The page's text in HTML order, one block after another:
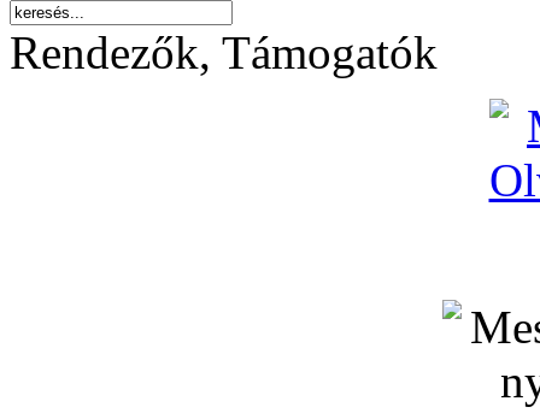
Rendezők, Támogatók